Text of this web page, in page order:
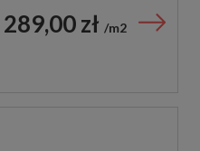
289,00 zł m2